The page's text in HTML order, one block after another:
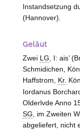
Instandsetzung
(Hannover).
Geläut
Zwei LG, I: ais’
Schmidichen,
Haffstrom, Kr.
Iordanus
Olderlvde Anno
SG, im Zweiten
abgeliefert, nicht